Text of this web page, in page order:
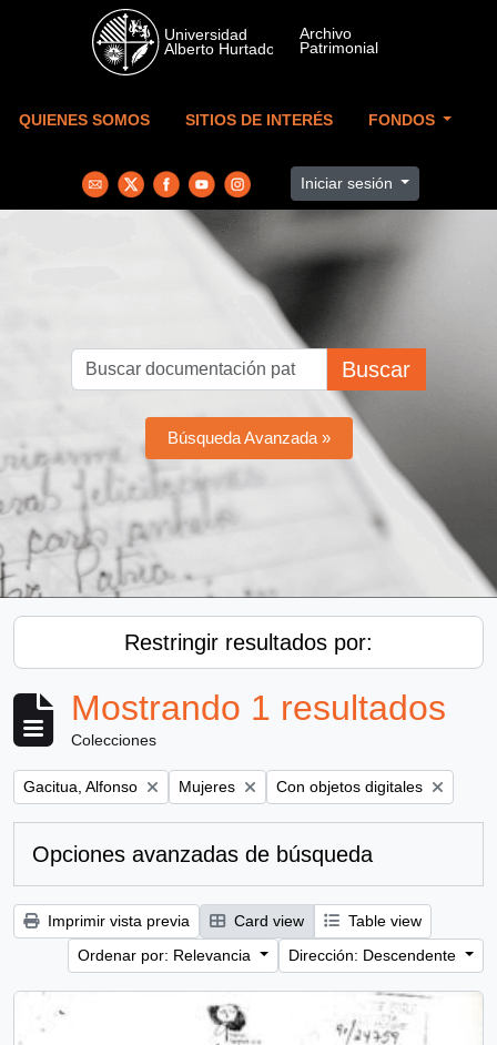
Skip to main content
QUIENES SOMOS SITIOS DE INTERÉS FONDOS
Iniciar sesión
Buscar
Búsqueda Avanzada »
Restringir resultados por:
Mostrando 1 resultados
Colecciones
Remove filter:
Gacitua, Alfonso Remove filter:
Mujeres Remove filter:
Con objetos digitales
Opciones avanzadas de búsqueda
Imprimir vista previa Card view
Table view
Ordenar por: Relevancia
Dirección: Descendente